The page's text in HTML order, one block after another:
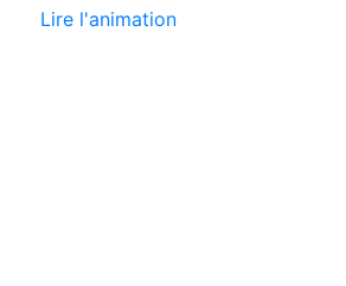
Lire l'animation